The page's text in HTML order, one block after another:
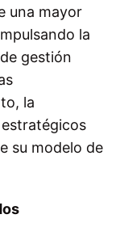
una mayor
la
gestión
la
su modelo de